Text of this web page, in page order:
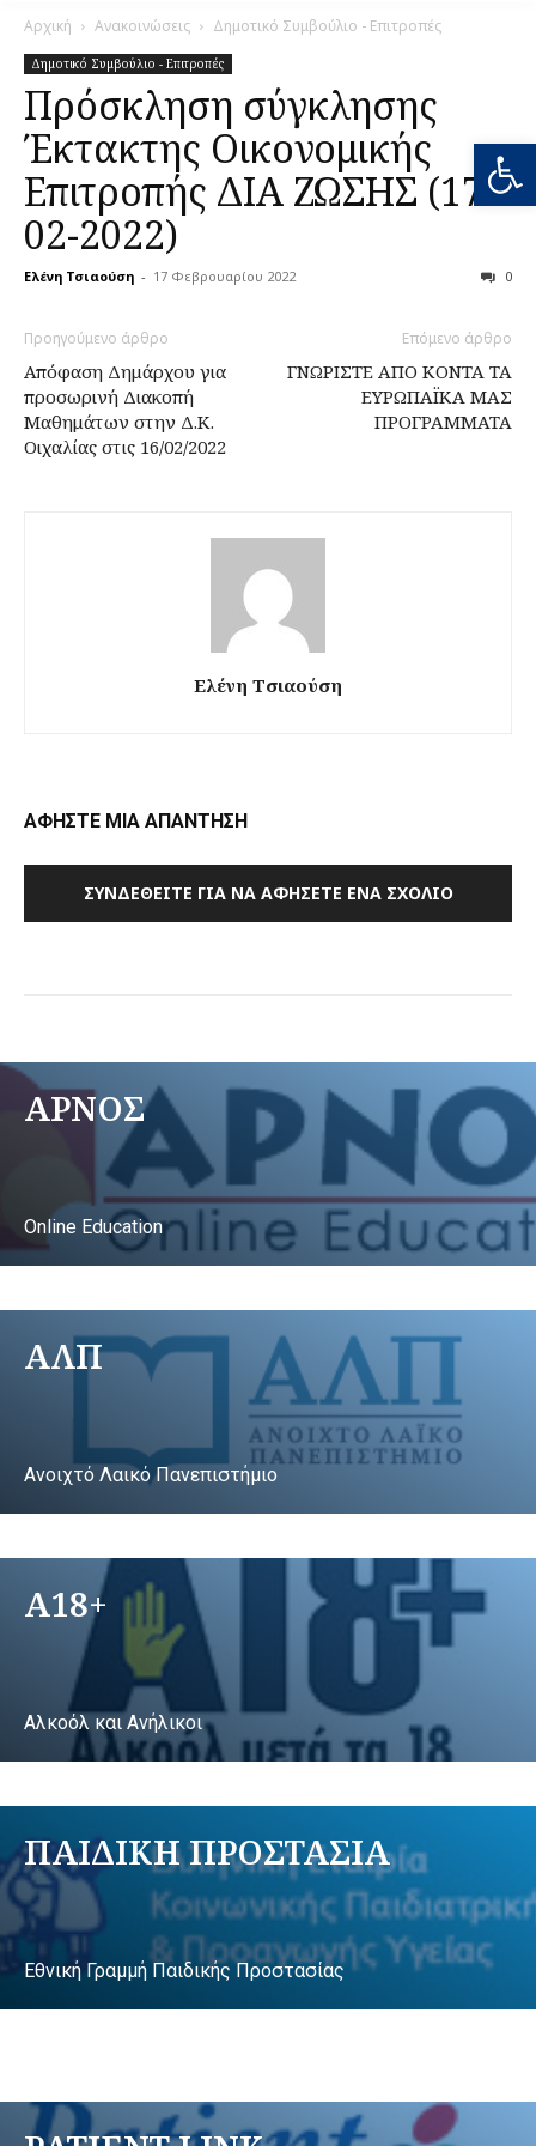
Αρχική Ανακοινώσεις Δημοτικό Συμβούλιο - Επιτροπές
Δημοτικό Συμβούλιο - Επιτροπές
Πρόσκληση σύγκλησης
Έκτακτης Οικονομικής
Επιτροπής ΔΙΑ ΖΩΣΗΣ (17-
02-2022)
Ελένη Τσιαούση - 17 Φεβρουαρίου 2022 0
Προηγούμενο άρθρο
Απόφαση Δημάρχου για
προσωρινή Διακοπή
Μαθημάτων στην Δ.Κ.
Οιχαλίας στις 16/02/2022
Επόμενο άρθρο
ΓΝΩΡΙΣΤΕ ΑΠΟ ΚΟΝΤΑ ΤΑ
ΕΥΡΩΠΑΪΚΑ ΜΑΣ
ΠΡΟΓΡΑΜΜΑΤΑ
Ελένη Τσιαούση
ΑΦΗΣΤΕ ΜΙΑ ΑΠΑΝΤΗΣΗ
ΣΥΝΔΕΘΕΊΤΕ ΓΙΑ ΝΑ ΑΦΉΣΕΤΕ ΈΝΑ ΣΧΌΛΙΟ
ΑΡΝΟΣ
Online Education
ΑΛΠ
Ανοιχτό Λαικό Πανεπιστήμιο
A18+
Αλκοόλ και Ανήλικοι
ΠΑΙΔΙΚΗ ΠΡΟΣΤΑΣΙΑ
Εθνική Γραμμή Παιδικής Προστασίας